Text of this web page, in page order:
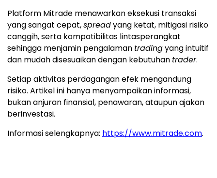
Platform Mitrade menawarkan eksekusi transaksi
yang sangat cepat,spreadyang ketat, mitigasi risiko
canggih, serta kompatibilitas lintasperangkat
sehingga menjamin pengalaman tradingyang intuitif
dan mudah disesuaikan dengan kebutuhan trader.
Setiap aktivitas perdagangan efek mengandung
risiko. Artikel ini hanya menyampaikan informasi,
bukan anjuran finansial, penawaran, ataupun ajakan
berinvestasi.
Informasi selengkapnya: https://www.mitrade.com.